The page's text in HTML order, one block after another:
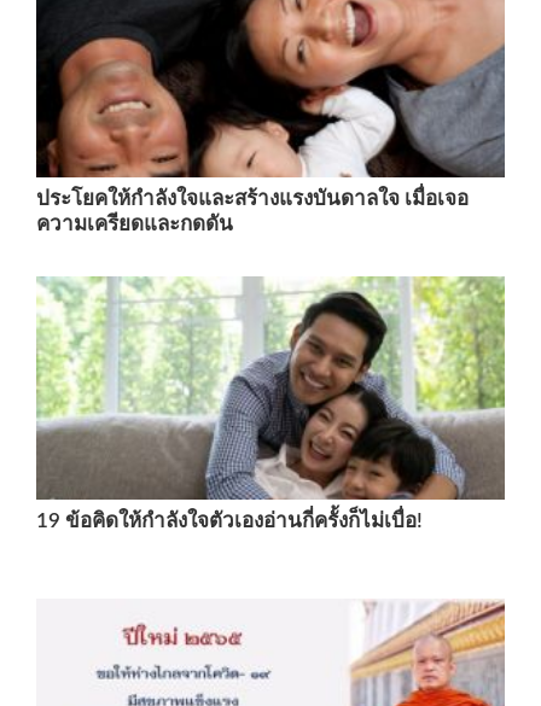
ประโยคให้กำลังใจและสร้างแรงบันดาลใจ เมื่อเจอ
ความเครียดและกดดัน
19 ข้อคิดให้กำลังใจตัวเองอ่านกี่ครั้งก็ไม่เบื่อ!